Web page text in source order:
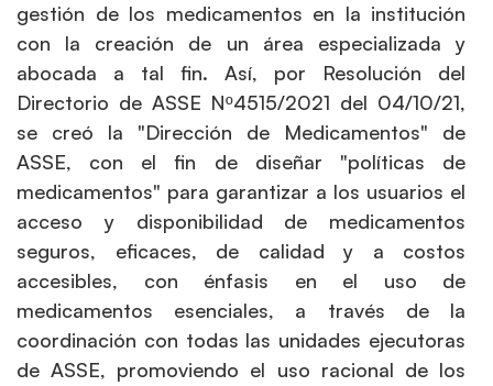
gestión de los medicamentos en la institución
con la creación de un área especializada y
abocada a tal fin. Así, por Resolución del
Directorio de ASSE Nº4515/2021 del 04/10/21,
se creó la "Dirección de Medicamentos" de
ASSE, con el fin de diseñar "políticas de
medicamentos" para garantizar a los usuarios el
acceso y disponibilidad de medicamentos
seguros, eficaces, de calidad y a costos
accesibles, con énfasis en el uso de
medicamentos esenciales, a través de la
coordinación con todas las unidades ejecutoras
de ASSE, promoviendo el uso racional de los